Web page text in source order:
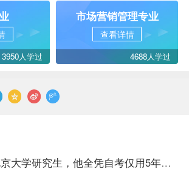
3950人学过
市场营销管理专业
查看详情
4688人学过
从装卸工到北京大学研究生，他全凭自考仅用5年时间